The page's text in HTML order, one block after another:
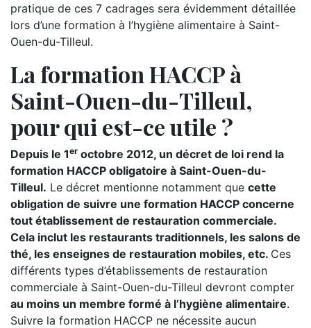
pratique de ces 7 cadrages sera évidemment détaillée
lors d’une formation à l’hygiène alimentaire à Saint-
Ouen-du-Tilleul.
La formation HACCP à
Saint-Ouen-du-Tilleul,
pour qui est-ce utile ?
Depuis le 1er octobre 2012, un décret de loi rend la
formation HACCP obligatoire à Saint-Ouen-du-
Tilleul. Le décret mentionne notamment que cette
obligation de suivre une formation HACCP concerne
tout établissement de restauration commerciale.
Cela inclut les restaurants traditionnels, les salons de
thé, les enseignes de restauration mobiles, etc. Ces
différents types d’établissements de restauration
commerciale à Saint-Ouen-du-Tilleul devront compter
au moins un membre formé à l’hygiène alimentaire.
Suivre la formation HACCP ne nécessite aucun